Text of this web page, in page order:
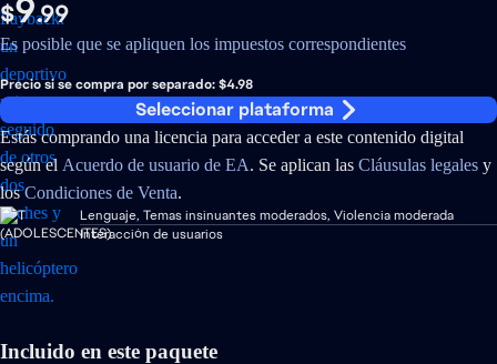
$9.99
Es posible que se apliquen los impuestos correspondientes
Precio si se compra por separado: $4.98
Seleccionar plataforma
Estás comprando una licencia para acceder a este contenido digital
según el Acuerdo de usuario de EA. Se aplican las Cláusulas legales y
losCondiciones de Venta.
Lenguaje, Temas insinuantes moderados, Violencia moderada
Interacción de usuarios
Incluido en este paquete